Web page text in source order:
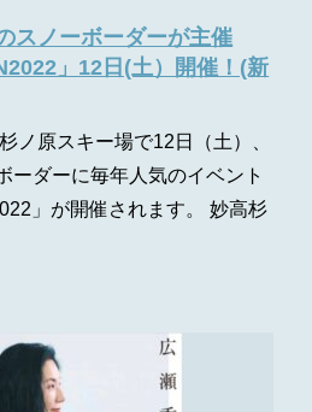
スノーボーダーが主催
」12日(土）開催！(新
ノ原スキー場で12日（土）、
ーダーに毎年人気のイベント
」が開催されます。 妙高杉